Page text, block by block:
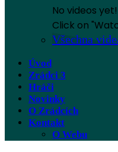
No videos yet!
Click on
Všechna
Úvod
Zrádci 3
Hráči
Novinky
O Zrádcích
Kontakt
O Webu